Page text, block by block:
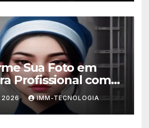
Sua Foto em
Profissional com
A Nova Trend
2026 IMM-TECNOLOGIA